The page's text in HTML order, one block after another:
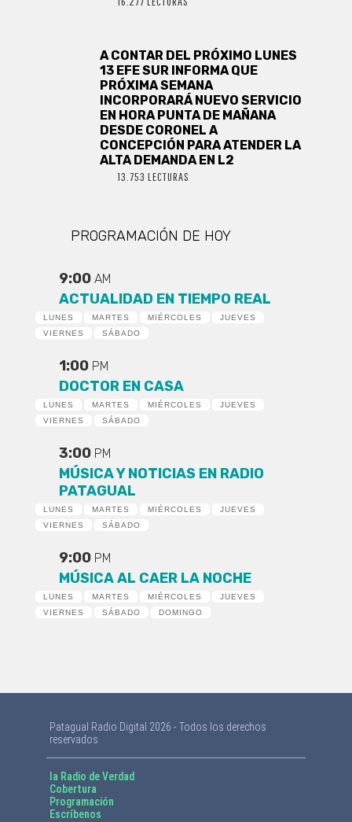
A CONTAR DEL PRÓXIMO LUNES
13 EFE SUR INFORMA QUE
PRÓXIMA SEMANA
INCORPORARÁ NUEVO SERVICIO
EN HORA PUNTA DE MAÑANA
DESDE CORONEL A
CONCEPCIÓN PARA ATENDER LA
ALTA DEMANDA EN L2
13.753 LECTURAS
PROGRAMACIÓN DE HOY
9:00 AM
ACTUALIDAD EN TIEMPO REAL
LUNES MARTES MIÉRCOLES
JUEVES
VIERNES
SÁBADO
1:00 PM
DOCTOR EN CASA
LUNES MARTES MIÉRCOLES
JUEVES
VIERNES
SÁBADO
3:00 PM
MÚSICA Y NOTICIAS EN RADIO
PATAGUAL
LUNES MARTES MIÉRCOLES
JUEVES
VIERNES
SÁBADO
9:00 PM
MÚSICA AL CAER LA NOCHE
LUNES MARTES MIÉRCOLES
JUEVES
VIERNES
SÁBADO DOMINGO
Patagual Radio Digital 2026 - Todos los derechos
reservados
la Radio de Verdad
Cobertura
Programación
Escríbenos